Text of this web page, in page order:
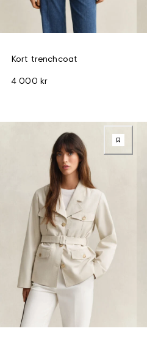
Kort trenchcoat
4 000 kr